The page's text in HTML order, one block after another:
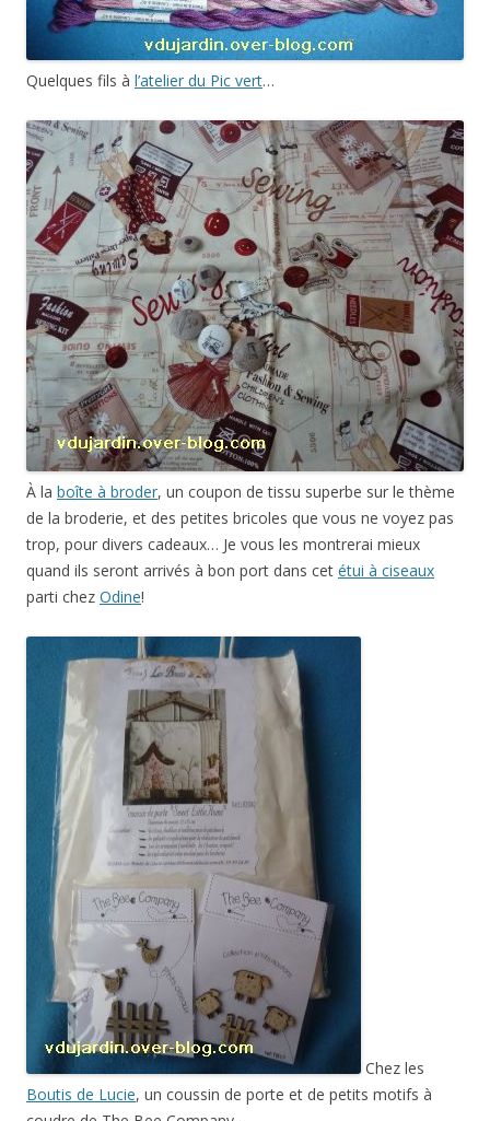
Quelques fils à l’atelier du Pic vert…
À la boîte à broder, un coupon de tissu superbe sur le thème
de la broderie, et des petites bricoles que vous ne voyez pas
trop, pour divers cadeaux… Je vous les montrerai mieux
quand ils seront arrivés à bon port dans cet étui à ciseaux
parti chez Odine!
Chez les
Boutis de Lucie, un coussin de porte et de petits motifs à